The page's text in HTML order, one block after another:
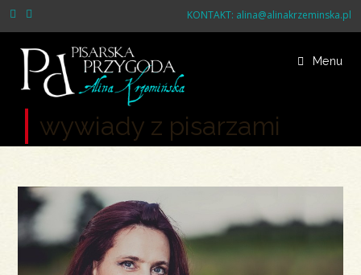
Skip
content
KONTAKT: alina@alinakrzeminska.pl
Menu
wywiady z pisarzami